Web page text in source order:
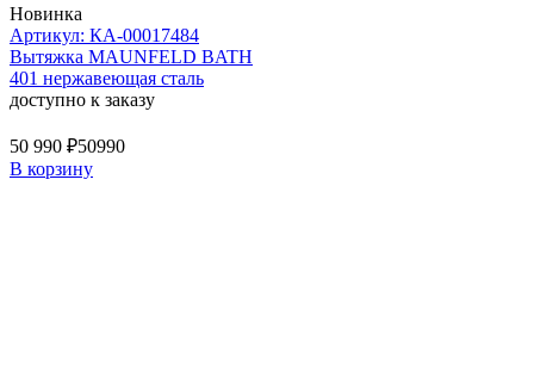
Новинка
Артикул: КА-00017484
Вытяжка MAUNFELD BATH
401 нержавеющая сталь
доступно к заказу
50 990 ₽50990
В корзину